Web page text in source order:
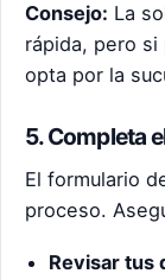
Consejo: La
rápida, pero
opta por la
5. Completa
El formulario
proceso.
Revisar tus